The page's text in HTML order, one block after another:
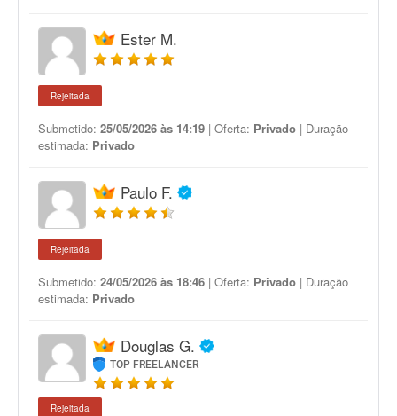
Ester M.
Rejeitada
Submetido: 25/05/2026 às 14:19 | Oferta: Privado | Duração
estimada: Privado
Paulo F.
Rejeitada
Submetido: 24/05/2026 às 18:46 | Oferta: Privado | Duração
estimada: Privado
Douglas G.
TOP FREELANCER
Rejeitada